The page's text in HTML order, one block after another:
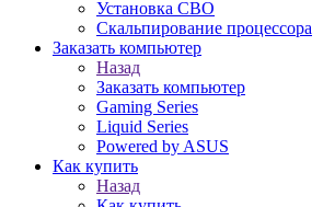
Установка СВО
Скальпирование процессора
Заказать компьютер
Назад
Заказать компьютер
Gaming Series
Liquid Series
Powered by ASUS
Как купить
Назад